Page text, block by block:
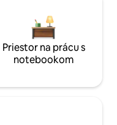
Priestor na prácu s
notebookom